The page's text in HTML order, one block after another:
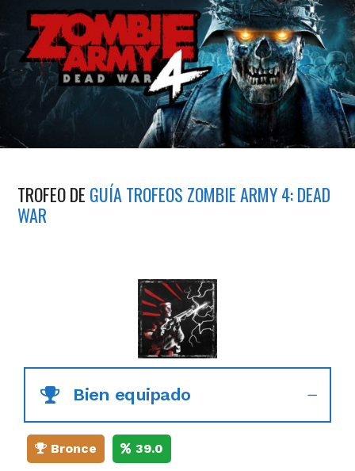
TROFEO DE GUÍA TROFEOS ZOMBIE ARMY 4: DEAD
WAR
Bien equipado
Bronce 39.0